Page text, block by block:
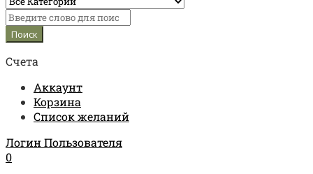
Счета
Аккаунт
Корзина
Список желаний
Логин Пользователя
0